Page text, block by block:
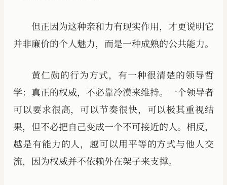
但正因为这种亲和力有现实作用，才更说明它
并非廉价的个人魅力，而是一种成熟的公共能力。
黄仁勋的行为方式，有一种很清楚的领导哲
学：真正的权威，不必靠冷漠来维持。一个领导者
可以要求很高，可以节奏很快，可以极其重视结
果，但不必把自己变成一个不可接近的人。相反，
越是有能力的人，越可以用平等的方式与他人交
流，因为权威并不依赖外在架子来支撑。